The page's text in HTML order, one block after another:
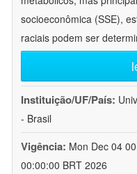
socioeconômica (SSE),
raciais podem ser
Instituição/UF/País:
- Brasil
Vigência: Mon Dec 04
00:00:00 BRT 2026